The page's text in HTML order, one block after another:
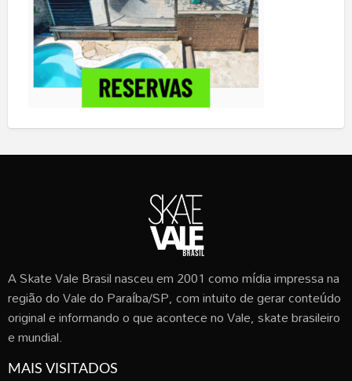
A Skate Vale Brasil nasceu em 2001 como mídia impressa na
região do Vale do Paraíba/SP, com intuito de gerar conteúdo
original e informando o que acontece no Vale, skate brasileiro
e mundial.
MAIS VISITADOS